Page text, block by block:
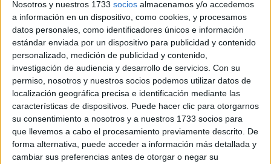
Nosotros y nuestros 1733 socios almacenamos y/o accedemos
a información en un dispositivo, como cookies, y procesamos
datos personales, como identificadores únicos e información
estándar enviada por un dispositivo para publicidad y contenido
personalizado, medición de publicidad y contenido,
investigación de audiencia y desarrollo de servicios. Con su
permiso, nosotros y nuestros socios podemos utilizar datos de
localización geográfica precisa e identificación mediante las
características de dispositivos. Puede hacer clic para otorgarnos
su consentimiento a nosotros y a nuestros 1733 socios para
que llevemos a cabo el procesamiento previamente descrito. De
forma alternativa, puede acceder a información más detallada y
cambiar sus preferencias antes de otorgar o negar su
deportivo, así como de eventos especiales entre amigos o
familias para celebrar las tradiciones.
La agenda comienza este mismo viernes a las 18:00 horas
en elCentro Cultural Estación del Ferrocarril , donde la
Consejería de Educación, Cultura y Juventud, a través de
laFundación Premio Convivencia instalará unapantalla
gigantey carpas para el que quiera presenciar en directo
el partido de cuartos definal de la Eurocopaque
disputarán España y Alemania.